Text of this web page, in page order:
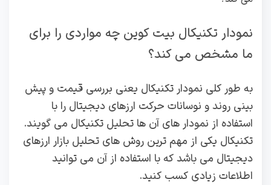
نمودار تکنیکال بیت کوین چه مواردی را برای
ما مشخص می کند؟
به طور کلی نمودار تکنیکال یعنی بررسی قیمت و پیش
بینی روند و نوسانات حرکت ارزهای دیجیتال را با
استفاده از نمودار های آن ها تحلیل تکنیکال می گویند.
تکنیکال یکی از مهم ترین روش های تحلیل بازار ارزهای
دیجیتال می باشد که با استفاده از آن می توانید
اطلاعات زیادی کسب کنید.